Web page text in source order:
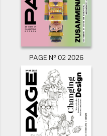
PAGE N° 02 2026